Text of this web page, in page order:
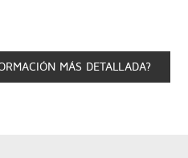
MÁS DETALLADA?